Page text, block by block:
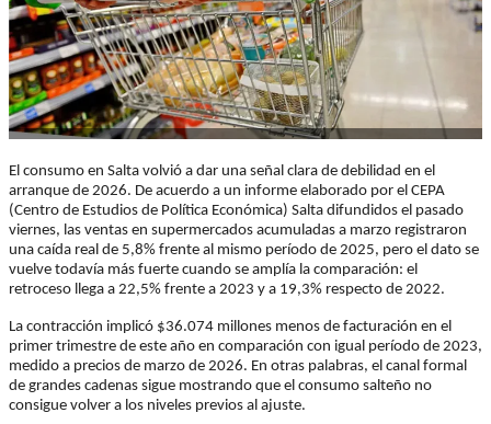
El consumo en Salta volvió a dar una señal clara de debilidad en el
arranque de 2026. De acuerdo a un informe elaborado por el CEPA
(Centro de Estudios de Política Económica) Salta difundidos el pasado
viernes, las ventas en supermercados acumuladas a marzo registraron
una caída real de 5,8% frente al mismo período de 2025, pero el dato se
vuelve todavía más fuerte cuando se amplía la comparación: el
retroceso llega a 22,5% frente a 2023 y a 19,3% respecto de 2022.
La contracción implicó $36.074 millones menos de facturación en el
primer trimestre de este año en comparación con igual período de 2023,
medido a precios de marzo de 2026. En otras palabras, el canal formal
de grandes cadenas sigue mostrando que el consumo salteño no
consigue volver a los niveles previos al ajuste.